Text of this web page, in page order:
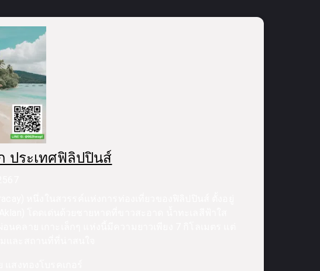
ประเทศฟิลิปปินส์